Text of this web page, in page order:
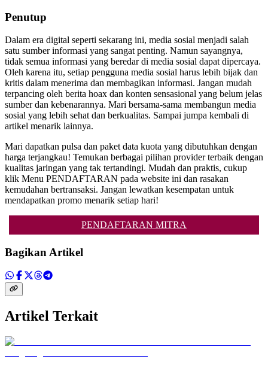
Penutup
Dalam era digital seperti sekarang ini, media sosial menjadi salah
satu sumber informasi yang sangat penting. Namun sayangnya,
tidak semua informasi yang beredar di media sosial dapat dipercaya.
Oleh karena itu, setiap pengguna media sosial harus lebih bijak dan
kritis dalam menerima dan membagikan informasi. Jangan mudah
terpancing oleh berita hoax dan konten sensasional yang belum jelas
sumber dan kebenarannya. Mari bersama-sama membangun media
sosial yang lebih sehat dan berkualitas. Sampai jumpa kembali di
artikel menarik lainnya.
Mari dapatkan pulsa dan paket data kuota yang dibutuhkan dengan
harga terjangkau! Temukan berbagai pilihan provider terbaik dengan
kualitas jaringan yang tak tertandingi. Mudah dan praktis, cukup
klik Menu PENDAFTARAN pada website ini dan rasakan
kemudahan bertransaksi. Jangan lewatkan kesempatan untuk
mendapatkan promo menarik setiap hari!
PENDAFTARAN MITRA
Bagikan Artikel
Artikel Terkait